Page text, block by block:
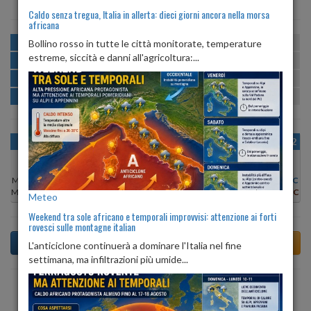
MATTINA min:16º max:22º U:57%
POMERIGGIO min:23º max:25º
SERA min: 19º max:25º U:64%-85%
NOTTE min:17º max:19º U:85%
OGGI
Min:
23°C
Max:23°C
VEN 07
Min:
22°C
Max:23°C
SAB 08
Min:21°C
Max:23°C
DOM 09
Min:22°C
Max:23°C
LUN 10
Min:
23°C
Max:25°C
MAR 11
Min:23°C
Max:24°C
MER 12
Min:
23°C
Max:25°C
Previsioni del Tempo a Ala di Stura tra 6 giorni
Caldo senza tregua, Italia in allerta: dieci giorni ancora nella morsa
africana
Bollino rosso in tutte le città monitorate, temperature
estreme, siccità e danni all'agricoltura:...
Meteo
Weekend tra sole africano e temporali improvvisi: attenzione ai forti
rovesci sulle montagne italian
L'anticiclone continuerà a dominare l'Italia nel fine
settimana, ma infiltrazioni più umide...